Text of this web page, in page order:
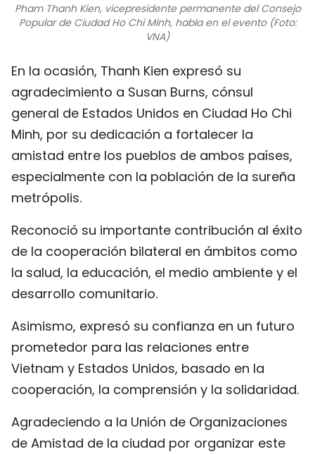
Pham Thanh Kien, vicepresidente permanente del Consejo
Popular de Ciudad Ho Chi Minh, habla en el evento (Foto:
VNA)
En la ocasión, Thanh Kien expresó su
agradecimiento a Susan Burns, cónsul
general de Estados Unidos en Ciudad Ho Chi
Minh, por su dedicación a fortalecer la
amistad entre los pueblos de ambos países,
especialmente con la población de la sureña
metrópolis.
Reconoció su importante contribución al éxito
de la cooperación bilateral en ámbitos como
la salud, la educación, el medio ambiente y el
desarrollo comunitario.
Asimismo, expresó su confianza en un futuro
prometedor para las relaciones entre
Vietnam y Estados Unidos, basado en la
cooperación, la comprensión y la solidaridad.
Agradeciendo a la Unión de Organizaciones
de Amistad de la ciudad por organizar este